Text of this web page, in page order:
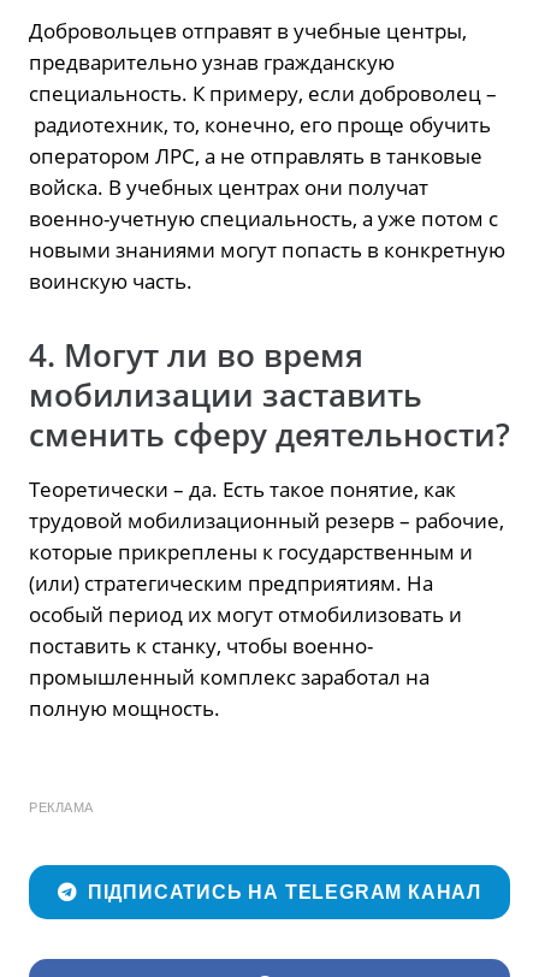
Добровольцев отправят в учебные центры,
предварительно узнав гражданскую
специальность. К примеру, если доброволец –
радиотехник, то, конечно, его проще обучить
оператором ЛРС, а не отправлять в танковые
войска. В учебных центрах они получат
военно-учетную специальность, а уже потом с
новыми знаниями могут попасть в конкретную
воинскую часть.
4. Могут ли во время
мобилизации заставить
сменить сферу деятельности?
Теоретически – да. Есть такое понятие, как
трудовой мобилизационный резерв – рабочие,
которые прикреплены к государственным и
(или) стратегическим предприятиям. На
особый период их могут отмобилизовать и
поставить к станку, чтобы военно-
промышленный комплекс заработал на
полную мощность.
РЕКЛАМА
ПІДПИСАТИСЬ НА TELEGRAM КАНАЛ